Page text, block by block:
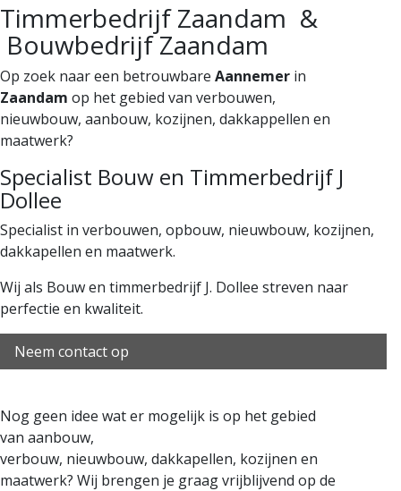
Timmerbedrijf Zaandam &
Bouwbedrijf Zaandam
Op zoek naar een betrouwbare Aannemer in
Zaandam op het gebied van verbouwen,
nieuwbouw, aanbouw, kozijnen, dakkappellen en
maatwerk?
Specialist Bouw en Timmerbedrijf J
Dollee
Specialist in verbouwen, opbouw, nieuwbouw, kozijnen,
dakkapellen en maatwerk.
Wij als Bouw en timmerbedrijf J. Dollee streven naar
perfectie en kwaliteit.
Neem contact op
Nog geen idee wat er mogelijk is op het gebied
van aanbouw,
verbouw, nieuwbouw, dakkapellen, kozijnen en
maatwerk? Wij brengen je graag vrijblijvend op de